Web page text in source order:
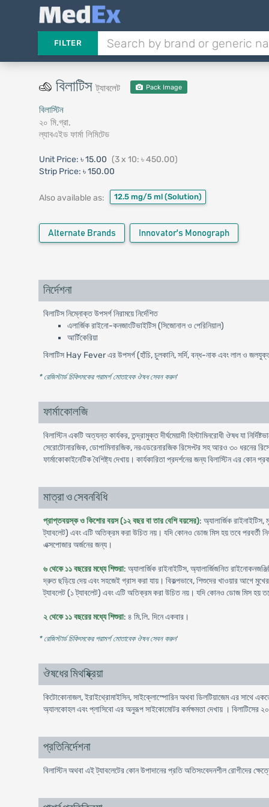
FILTER
বিলাটিসট্যাবলেট Pack Image
বিলাস্টিন
২০ মি.গ্রা.
ল্যাবএইড ফার্মা লিমিটেড
Unit Price: ৳ 15.00 (3 x 10: ৳ 450.00)
Strip Price: ৳ 150.00
Also available as: 12.5 mg/5 ml (Solution)
Alternate Brands Innovator's Monograph
নির্দেশনা
বিলাটিস নিম্নোক্ত উপসর্গ নিরাময়ে নির্দেশিত
এলার্জিক রাইনো-কনজাংটিভাইটিস (সিজোনাল ও পেরিনিয়াল)
আর্টিকেরিয়া
বিলাটিস Hay Fever এর উপসর্গ (হাঁচি, চুলকানি, সর্দি, বন্ধ-নাক এবং লাল ও
* রেজিস্টার্ড চিকিৎসকের পরামর্শ মোতাবেক ঔষধ সেবন করুন'
ফার্মাকোলজি
বিলাস্টিন একটি অত্যন্ত কার্যকর, তন্দ্রামুক্ত দীর্ঘমেয়াদী হিস্টামিনরোধী ঔষধ যা
সেরোটোনারজিক, ডোপামিনারজিক, নরএডরেনারজিক রিসেপ্টর সহ আরও ৩০ ধরনের
ফার্মাকোকাইনেটিক বৈশিষ্ট্য দেখায়। কার্যকারিতা প্রদর্শনের জন্য বিলাস্টিন এর
মাত্রা ও সেবনবিধি
প্রাপ্তবয়স্ক ও কিশোর বয়স (১২ বছর বা তার বেশি বয়সের): অ্যালার্জিক
ট্যাবলেট) এবং এটি অতিক্রম করা উচিত নয়। যদি কোনও ডোজ মিস হয় তবে পরবর্তী
এক্সপোজার অর্জনের জন্য।
৬ থেকে ১১ বছরের মধ্যে শিশুরা: অ্যালার্জিক রাইনাইটিস, অ্যালার্জিজনিত
দ্রুত ছড়িয়ে দেয় এবং সহজেই গ্রাস করা যায়। বিকল্পভাবে, শিশুদের খাওয়ার আগে
ট্যাবলেট (১ ট্যাবলেট) এবং এটি অতিক্রম করা উচিত নয়। যদি কোনও ডোজ মিস হয়
২ থেকে ১১ বছরের মধ্যে শিশুরা: ৪ মি.লি. দিনে একবার।
* রেজিস্টার্ড চিকিৎসকের পরামর্শ মোতাবেক ঔষধ সেবন করুন'
ঔষধের মিথষ্ক্রিয়া
কিটোকোনাজল, ইরাইথ্রোমাইসিন, সাইক্লোস্পোরিন অথবা ডিলটিয়াজেম এর সাথে
অ্যালকোহল এবং প্লাসিবো এর অনুরূপ সাইকোমোটর কর্মক্ষমতা দেখায় । বিলাটিসের ২০
প্রতিনির্দেশনা
বিলাস্টিন অথবা এই ট্যাবলেটের কোন উপাদানের প্রতি অতিসংবেদনশীল রোগীদের